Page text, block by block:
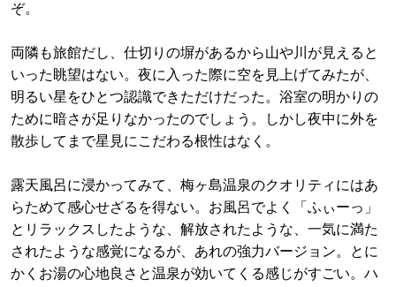
ぞ。
両隣も旅館だし、仕切りの塀があるから山や川が見えると
いった眺望はない。夜に入った際に空を見上げてみたが、
明るい星をひとつ認識できただけだった。浴室の明かりの
ために暗さが足りなかったのでしょう。しかし夜中に外を
散歩してまで星見にこだわる根性はなく。
露天風呂に浸かってみて、梅ヶ島温泉のクオリティにはあ
らためて感心せざるを得ない。お風呂でよく「ふぃーっ」
とリラックスしたような、解放されたような、一気に満た
されたような感覚になるが、あれの強力バージョン。とに
かくお湯の心地良さと温泉が効いてくる感じがすごい。ハ